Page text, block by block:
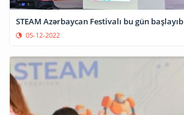
STEAM Azərbaycan Festivalı bu gün başlayıb
05-12-2022